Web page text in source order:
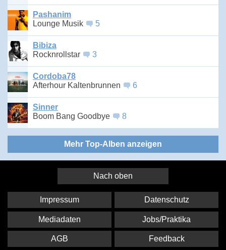
Pashanim
Lounge Musik
5
Bibiza
Rocknrollstar
3
Cordoba78
Afterhour Kaltenbrunnen
6
Sinner
Boom Bang Goodbye
8
Mehr Top-Alben anzeigen
Nach oben
Impressum Datenschutz
Mediadaten Jobs/Praktika
AGB Feedback